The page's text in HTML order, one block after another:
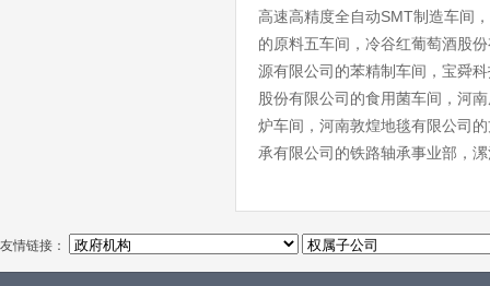
高速高精度全自动SMT制造车间
的原料五车间，冷谷红葡萄酒股
源有限公司的苯精制车间，宝舜
股份有限公司的食用菌车间，河
炉车间，河南敦煌地毯有限公司
承有限公司的铁路轴承事业部，
友情链接：